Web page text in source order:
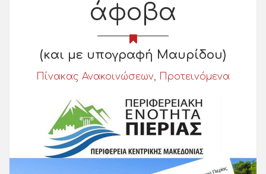
άφοβα
(και με υπογραφή Μαυρίδου)
Πίνακας Ανακοινώσεων, Προτεινόμενα